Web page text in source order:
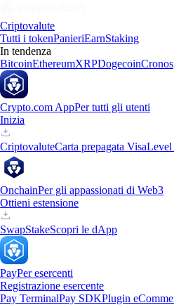
Criptovalute
Tutti i tokenPanieriEarnStaking
In tendenza
BitcoinEthereumXRPDogecoinCronos
Crypto.com AppPer tutti gli utenti
Inizia
CriptovaluteCarta prepagata Visa
OnchainPer gli appassionati di Web3
Ottieni estensione
SwapStakeScopri le dApp
PayPer esercenti
Registrazione esercente
Pay TerminalPay SDKPlugin